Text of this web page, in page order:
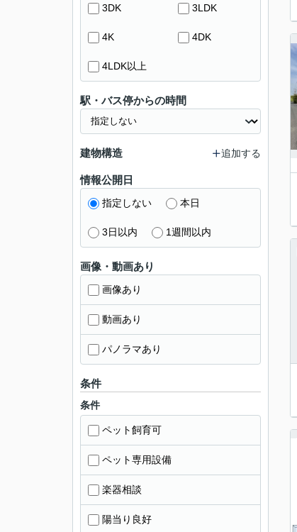
3DK 3LDK
4K 4DK
4LDK以上
駅・バス停からの時間
建物構造 追加する
情報公開日
指定しない 本日
3日以内 1週間以内
画像・動画あり
画像あり
動画あり
パノラマあり
条件
条件
ペット飼育可
ペット専用設備
楽器相談
陽当り良好